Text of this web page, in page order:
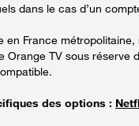
dans le cas d’un
en France
Orange TV sous réserve
des options :